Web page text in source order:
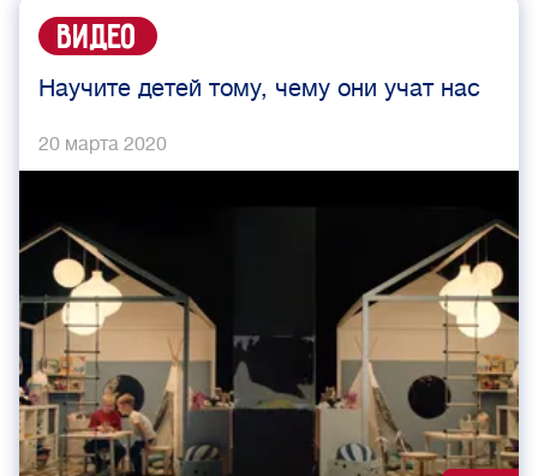
Видео
Научите детей тому, чему они учат нас
20 марта 2020